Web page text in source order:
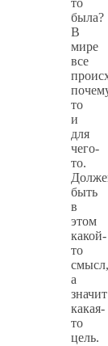
то
была?
В
мире
все
то
и
для
чего-
то.
быть
в
этом
какой-
то
смысл,
а
значит
какая-
то
цель.